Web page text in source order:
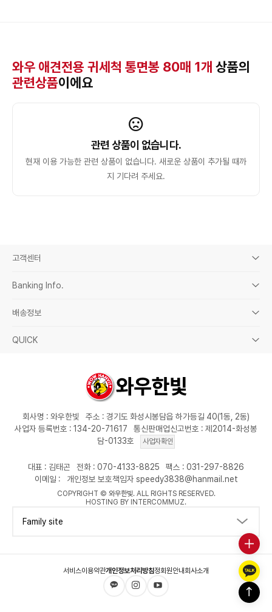
와우 애견전용 귀세척 통면봉 80매 1개 상품의
관련상품이에요
관련 상품이 없습니다.
현재 이용 가능한 관련 상품이 없습니다. 새로운 상품이 추가될 때까
지 기다려 주세요.
서비스이용약관개인정보처리방침정회원안내회사소개
고객센터
Banking Info.
배송정보
QUICK
회사명 : 와우한빛
주소 : 경기도 화성시봉담읍 하가등길 40(1동, 2동)
사업자 등록번호 : 134-20-71617
통신판매업신고번호 : 제2014-화성봉
담-0133호
사업자확인
대표 : 김태곤 전화 : 070-4133-8825
팩스 : 031-297-8826
이메일 :
개인정보 보호책임자 speedy3838@hanmail.net
COPYRIGHT © 와우한빛. ALL RIGHTS RESERVED.
HOSTING BY INTERCOMMUZ.
Family site